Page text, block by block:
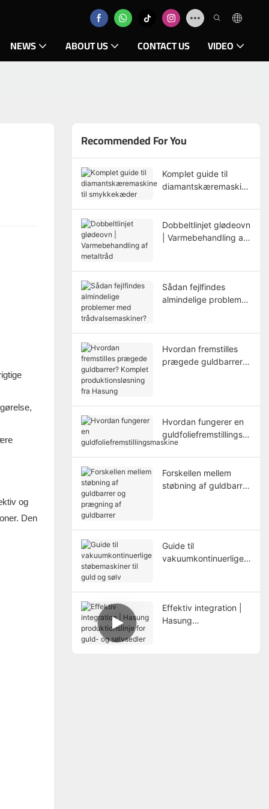
NEWS ABOUT US CONTACT US VIDEO
og
Den
Recommended For You
Komplet guide til
diamantskæremaskine
Dobbeltlinjet glødeovn
| Varmebehandling af
Sådan fejlfindes
almindelige problemer
Hvordan fremstilles
prægede guldbarrer?
Hvordan fungerer en
guldfoliefremstillingsm
askine
Forskellen mellem
støbning af guldbarrer
Guide til
vakuumkontinuerlige
Effektiv integration |
Hasung